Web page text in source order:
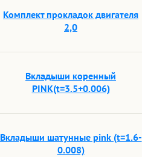
Комплект прокладок двигателя
2,0
Вкладыши коренный
PINK(t=3.5+0.006)
Вкладыши шатунные pink (t=1.6-
0.008)